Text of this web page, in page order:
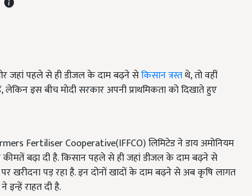
जहां पहले से ही डीजल के दाम बढ़ने सेकिसान त्रस्तथे, तो वहीं
इस बीच मोदी सरकार अपनी प्राथमिकता को दिखाते हुए
Fertiliser Cooperative(IFFCO) लिमिटेड ने डाय अमोनियम
बढ़ा दी है. किसान पहले से ही जहां डीजल के दाम बढ़ने से
खरीदना पड़ रहा है. इन दोनों खादों के दाम बढ़ने से अब कृषि लागत
इन्हें राहत दी है.